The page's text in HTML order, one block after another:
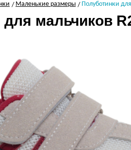
Маленькие размеры Полуботинки
мальчиков